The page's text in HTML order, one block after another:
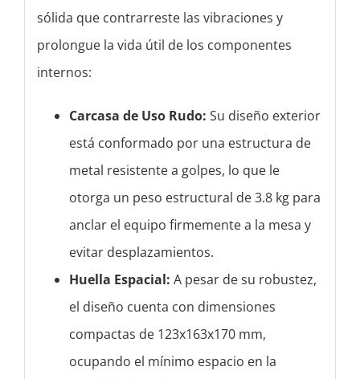
sólida que contrarreste las vibraciones y
prolongue la vida útil de los componentes
internos:
Carcasa de Uso Rudo: Su diseño exterior
está conformado por una estructura de
metal resistente a golpes, lo que le
otorga un peso estructural de 3.8 kg para
anclar el equipo firmemente a la mesa y
evitar desplazamientos.
Huella Espacial: A pesar de su robustez,
el diseño cuenta con dimensiones
compactas de 123x163x170 mm,
ocupando el mínimo espacio en la